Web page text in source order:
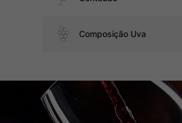
Composição Uva